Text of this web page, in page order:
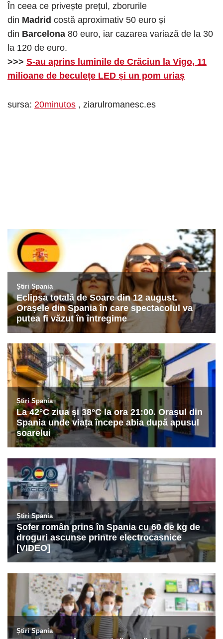
În ceea ce privește prețul, zborurile
din Madrid costă aproximativ 50 euro și
din Barcelona 80 euro, iar cazarea variază de la 30
la 120 de euro.
>>> S-au aprins luminile de Crăciun la Vigo, 11
milioane de beculețe LED și un pom uriaș
sursa: 20minutos , ziarulromanesc.es